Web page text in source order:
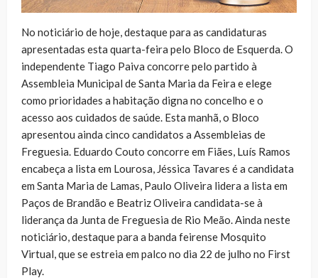
No noticiário de hoje, destaque para as candidaturas
apresentadas esta quarta-feira pelo Bloco de Esquerda. O
independente Tiago Paiva concorre pelo partido à
Assembleia Municipal de Santa Maria da Feira e elege
como prioridades a habitação digna no concelho e o
acesso aos cuidados de saúde. Esta manhã, o Bloco
apresentou ainda cinco candidatos a Assembleias de
Freguesia. Eduardo Couto concorre em Fiães, Luís Ramos
encabeça a lista em Lourosa, Jéssica Tavares é a candidata
em Santa Maria de Lamas, Paulo Oliveira lidera a lista em
Paços de Brandão e Beatriz Oliveira candidata-se à
liderança da Junta de Freguesia de Rio Meão. Ainda neste
noticiário, destaque para a banda feirense Mosquito
Virtual, que se estreia em palco no dia 22 de julho no First
Play.